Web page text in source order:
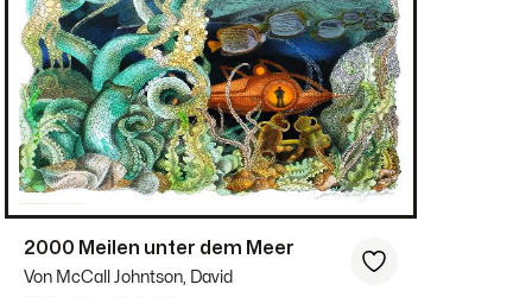
2000 Meilen unter dem Meer
Von McCall Johntson, David